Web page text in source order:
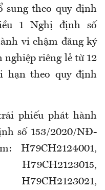
sung theo quy định
1 Nghị định số
vi chậm đăng ký
nghiệp riêng lẻ từ 12
hạn theo quy định
phiếu phát hành
số 153/2020/NĐ-
H79CH2124001,